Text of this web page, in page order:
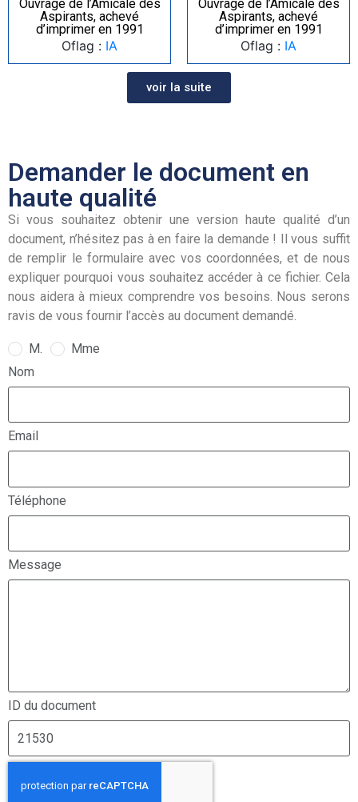
Ouvrage de l’Amicale des
Aspirants, achevé
d’imprimer en 1991
Oflag : IA
Ouvrage de l’Amicale des
Aspirants, achevé
d’imprimer en 1991
Oflag : IA
voir la suite
Demander le document en
haute qualité
Si vous souhaitez obtenir une version haute qualité d’un
document, n’hésitez pas à en faire la demande ! Il vous suffit
de remplir le formulaire avec vos coordonnées, et de nous
expliquer pourquoi vous souhaitez accéder à ce fichier. Cela
nous aidera à mieux comprendre vos besoins. Nous serons
ravis de vous fournir l’accès au document demandé.
M.
Mme
Nom
Email
Téléphone
Message
ID du document